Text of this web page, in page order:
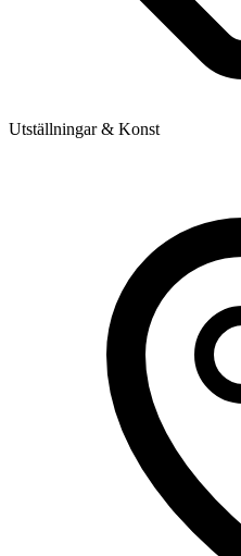
Utställningar & Konst